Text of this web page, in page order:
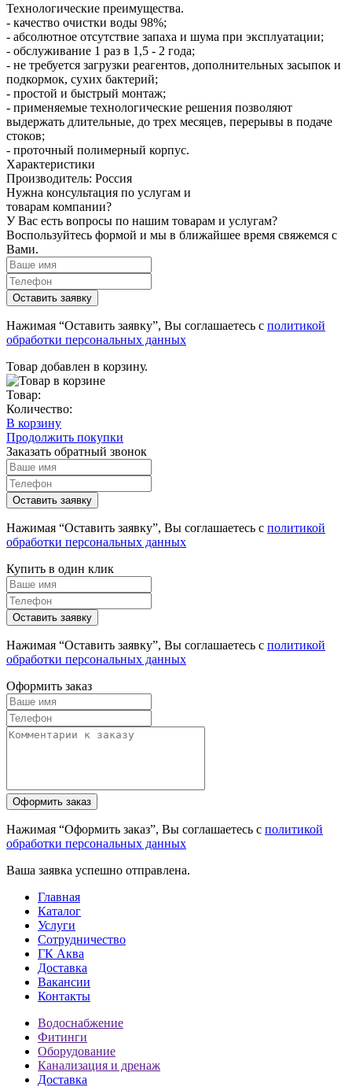
Технологические преимущества.
- качество очистки воды 98%;
- абсолютное отсутствие запаха и шума при эксплуатации;
- обслуживание 1 раз в 1,5 - 2 года;
- не требуется загрузки реагентов, дополнительных засыпок и
подкормок, сухих бактерий;
- простой и быстрый монтаж;
- применяемые технологические решения позволяют
выдержать длительные, до трех месяцев, перерывы в подаче
стоков;
- проточный полимерный корпус.
Характеристики
Производитель: Россия
Нужна консультация по услугам и
товарам компании?
У Вас есть вопросы по нашим товарам и услугам?
Воспользуйтесь формой и мы в ближайшее время свяжемся с
Вами.
Нажимая “Оставить заявку”, Вы соглашаетесь с политикой
обработки персональных данных
Товар добавлен в корзину.
Товар:
Количество:
В корзину
Продолжить покупки
Заказать обратный звонок
Нажимая “Оставить заявку”, Вы соглашаетесь с политикой
обработки персональных данных
Купить в один клик
Нажимая “Оставить заявку”, Вы соглашаетесь с политикой
обработки персональных данных
Оформить заказ
Нажимая “Оформить заказ”, Вы соглашаетесь с политикой
обработки персональных данных
Ваша заявка успешно отправлена.
Главная
Каталог
Услуги
Сотрудничество
ГК Аква
Доставка
Вакансии
Контакты
Водоснабжение
Фитинги
Оборудование
Канализация и дренаж
Доставка